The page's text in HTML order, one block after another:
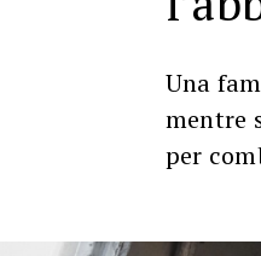
Una
mentre
per